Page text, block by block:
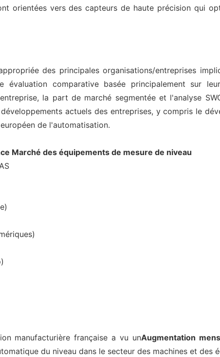
orientées vers des capteurs de haute précision qui
des principales organisations/entreprises
évaluation comparative basée principalement sur
la part de marché segmentée et l'analyse
actuels des entreprises, y compris le
de l'automatisation.
Marché des équipements de mesure de niveau
manufacturière française a vu unAugmentation
du niveau dans le secteur des machines et des